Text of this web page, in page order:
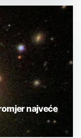
najveće